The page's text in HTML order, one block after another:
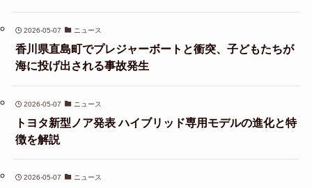
2026-05-07 ニュース
香川県直島町でプレジャーボートと衝突、子どもたちが
海に投げ出される事故発生
2026-05-07 ニュース
トヨタ新型ノア発表 ハイブリッド専用モデルの進化と特
徴を解説
2026-05-07 ニュース